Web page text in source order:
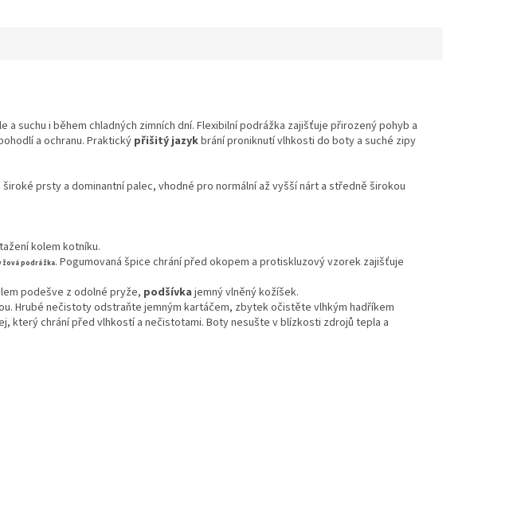
a suchu i během chladných zimních dní. Flexibilní podrážka zajišťuje přirozený pohyb a
a ochranu. Praktický přišitý jazykbrání proniknutí vlhkosti do boty a suché zipy
prsty a dominantní palec, vhodné pro normální až vyšší nárt a středně širokou
kolem kotníku.
podrážka. Pogumovaná špice chrání před okopem a protiskluzový vzorek zajišťuje
podešve z odolné pryže, podšívka jemný vlněný kožíšek.
Hrubé nečistoty odstraňte jemným kartáčem, zbytek očistěte vlhkým hadříkem
který chrání před vlhkostí a nečistotami. Boty nesušte v blízkosti zdrojů tepla a